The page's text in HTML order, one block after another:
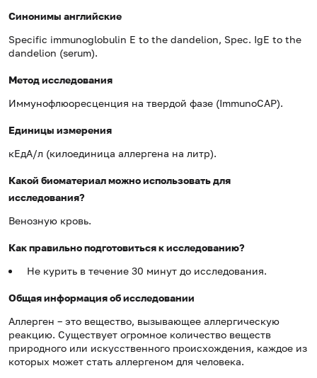
Синонимы английские
Specific immunoglobulin E to the dandelion, Spec. IgE to the
dandelion (serum).
Метод исследования
Иммунофлюоресценция на твердой фазе (ImmunoCAP).
Единицы измерения
кЕдА/л (килоединица аллергена на литр).
Какой биоматериал можно использовать для
исследования?
Венозную кровь.
Как правильно подготовиться к исследованию?
Не курить в течение 30 минут до исследования.
Общая информация об исследовании
Аллерген – это вещество, вызывающее аллергическую
реакцию. Существует огромное количество веществ
природного или искусственного происхождения, каждое из
которых может стать аллергеном для человека.